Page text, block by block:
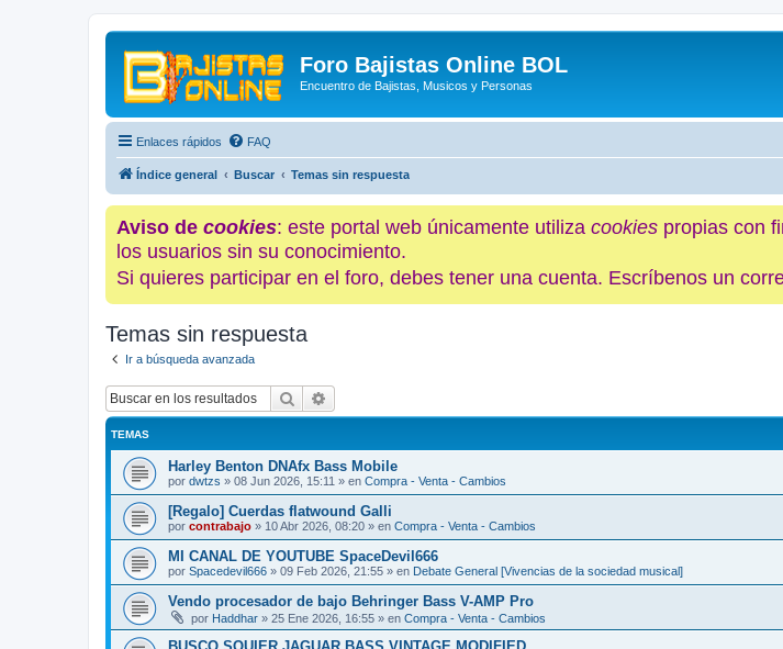
Foro Bajistas Online BOL
Encuentro de Bajistas, Musicos y Personas
Enlaces rápidos FAQ
Índice general Buscar Temas sin respuesta
Aviso de cookies: este portal web únicamente utiliza cookies propias con
los usuarios sin su conocimiento.
Si quieres participar en el foro, debes tener una cuenta. Escríbenos un
Temas sin respuesta
Ir a búsqueda avanzada
Buscar
TEMAS
Harley Benton DNAfx Bass Mobile
por dwtzs » 08 Jun 2026, 15:11 » en Compra - Venta - Cambios
[Regalo] Cuerdas flatwound Galli
por contrabajo » 10 Abr 2026, 08:20 » en Compra - Venta - Cambios
MI CANAL DE YOUTUBE SpaceDevil666
por Spacedevil666 » 09 Feb 2026, 21:55 » en Debate General [Vivencias de la sociedad musical]
Vendo procesador de bajo Behringer Bass V-AMP Pro
por Haddhar » 25 Ene 2026, 16:55 » en Compra - Venta - Cambios